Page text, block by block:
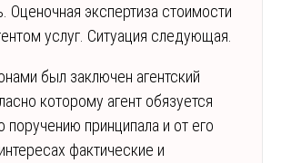
Оценочная экспертиза стоимости
услуг. Ситуация следующая.
был заключен агентский
которому агент обязуется
поручению принципала и от его
фактические и